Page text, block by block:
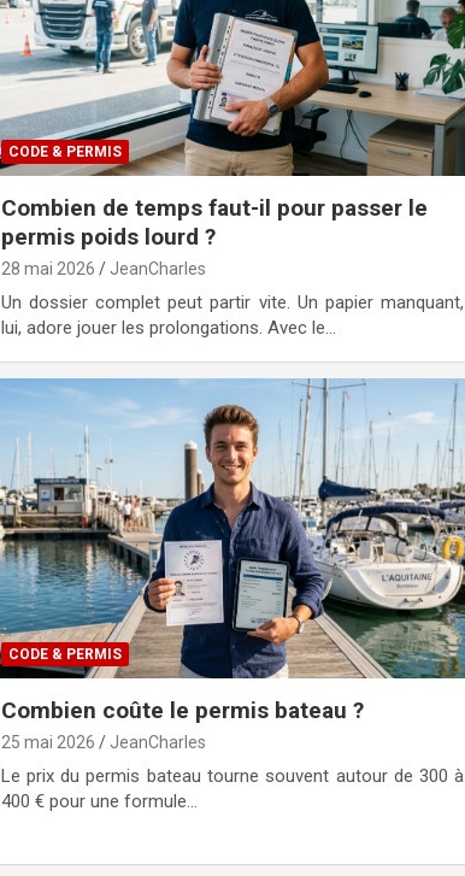
CODE & PERMIS
Combien de temps faut-il pour passer le
permis poids lourd ?
28 mai 2026 JeanCharles
Un dossier complet peut partir vite. Un papier manquant,
lui, adore jouer les prolongations. Avec le…
CODE & PERMIS
Combien coûte le permis bateau ?
25 mai 2026 JeanCharles
Le prix du permis bateau tourne souvent autour de 300 à
400 € pour une formule…